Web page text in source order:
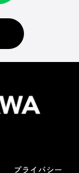
プライバシー